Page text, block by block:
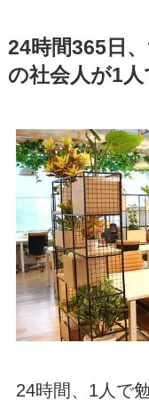
24時間365日
の社会人が1
24時間、1人で